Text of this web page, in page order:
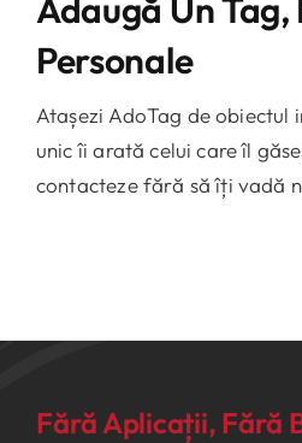
Adaugă Un
Personale
Atașezi AdoTag de obiectul
unic îi arată celui care îl
contacteze fără să îți vadă
Fără Aplicații, Fără